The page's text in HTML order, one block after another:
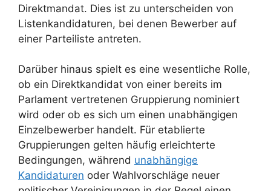
Direktmandat. Dies ist zu unterscheiden von
Listenkandidaturen, bei denen Bewerber auf
einer Parteiliste antreten.
Darüber hinaus spielt es eine wesentliche Rolle,
ob ein Direktkandidat von einer bereits im
Parlament vertretenen Gruppierung nominiert
wird oder ob es sich um einen unabhängigen
Einzelbewerber handelt. Für etablierte
Gruppierungen gelten häufig erleichterte
Bedingungen, während unabhängige
Kandidaturen oder Wahlvorschläge neuer